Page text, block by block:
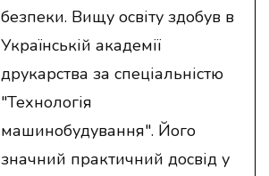
безпеки. Вищу освіту здобув в
Українській академії
друкарства за спеціальністю
"Технологія
машинобудування". Його
значний практичний досвід у